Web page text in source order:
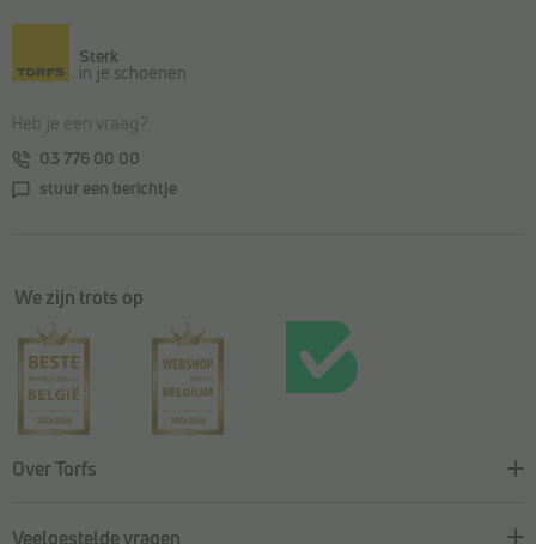
Sterk
in je schoenen
Heb je een vraag?
03 776 00 00
stuur een berichtje
We zijn trots op
Over Torfs
Veelgestelde vragen